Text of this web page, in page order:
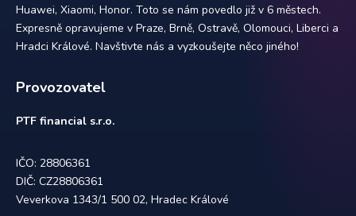
Huawei, Xiaomi, Honor. Toto se nám povedlo již v 6 městech.
Expresně opravujeme v Praze, Brně, Ostravě, Olomouci, Liberci a
Hradci Králové. Navštivte nás a vyzkoušejte něco jiného!
Provozovatel
PTF financial s.r.o.
IČO: 28806361
DIČ: CZ28806361
Veverkova 1343/1 500 02, Hradec Králové